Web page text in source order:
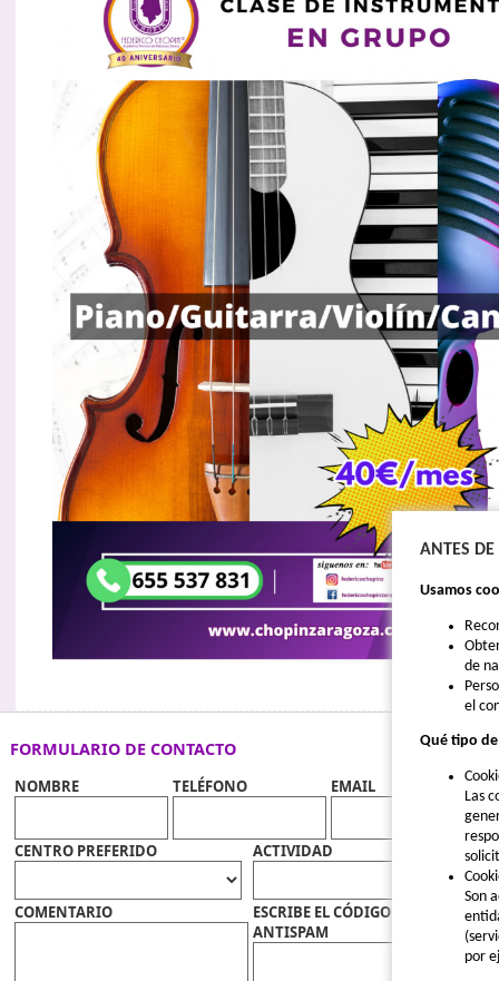
FORMULARIO DE CONTACTO
NOMBRE TELÉFONO EMAIL
CENTRO PREFERIDO ACTIVIDAD
COMENTARIO
ESCRIBE EL CÓDIGO
ANTISPAM
ANTES
Usamos
de
el
Qué tipo
Las
Son
por